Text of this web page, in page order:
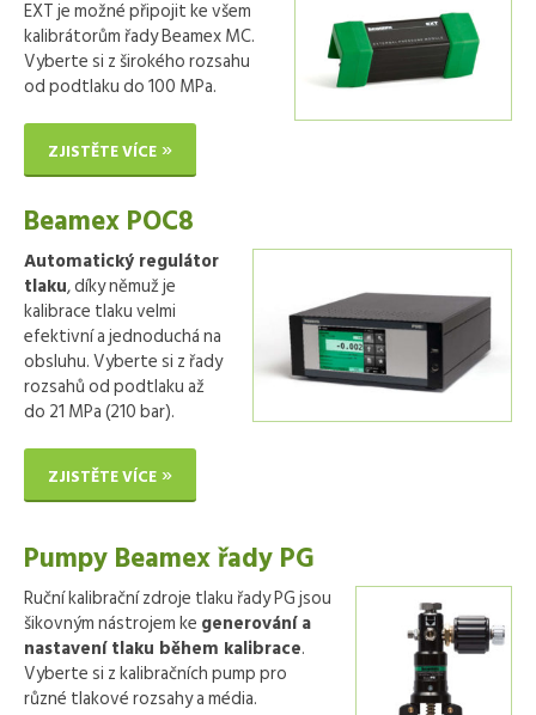
EXT je možné připojit ke všem
kalibrátorům řady Beamex MC.
Vyberte si z širokého rozsahu
od podtlaku do 100 MPa.
ZJISTĚTE VÍCE
Beamex POC8
Automatický regulátor
tlaku, díky němuž je
kalibrace tlaku velmi
efektivní a jednoduchá na
obsluhu. Vyberte si z řady
rozsahů od podtlaku až
do 21 MPa (210 bar).
ZJISTĚTE VÍCE
Pumpy Beamex řady PG
Ruční kalibrační zdroje tlaku řady PG jsou
šikovným nástrojem ke generování a
nastavení tlaku během kalibrace.
Vyberte si z kalibračních pump pro
různé tlakové rozsahy a média.